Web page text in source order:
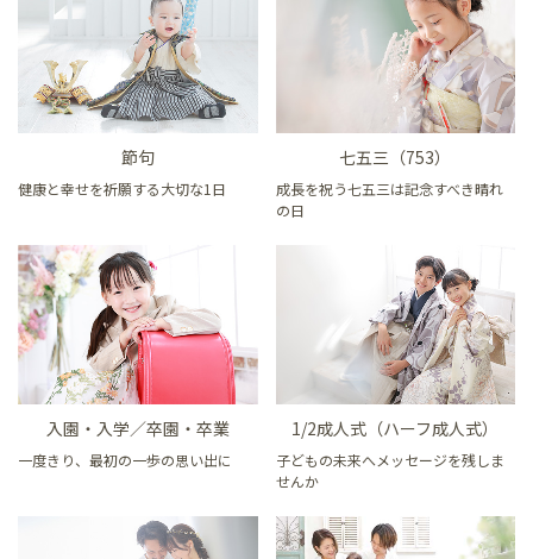
節句
健康と幸せを祈願する大切な1日
七五三（753）
成長を祝う七五三は記念すべき晴れ
の日
入園・入学／卒園・卒業
一度きり、最初の一歩の思い出に
1/2成人式（ハーフ成人式）
子どもの未来へメッセージを残しま
せんか